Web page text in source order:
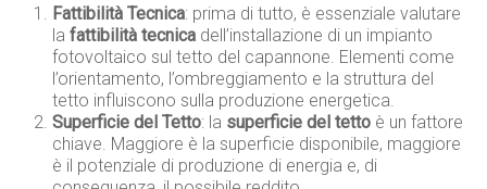
Fattibilità Tecnica: prima di tutto, è essenziale valutare
la fattibilità tecnica dell’installazione di un impianto
fotovoltaico sul tetto del capannone. Elementi come
l’orientamento, l’ombreggiamento e la struttura del
tetto influiscono sulla produzione energetica.
Superficie del Tetto: la superficie del tetto è un fattore
chiave. Maggiore è la superficie disponibile, maggiore
è il potenziale di produzione di energia e, di